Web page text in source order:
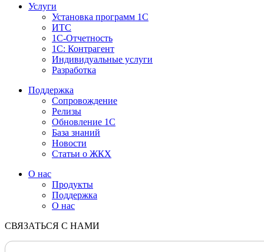
Услуги
Установка программ 1С
ИТС
1С-Отчетность
1С: Контрагент
Индивидуальные услуги
Разработка
Поддержка
Сопровождение
Релизы
Обновление 1С
База знаний
Новости
Статьи о ЖКХ
О нас
Продукты
Поддержка
О нас
СВЯЗАТЬСЯ С НАМИ